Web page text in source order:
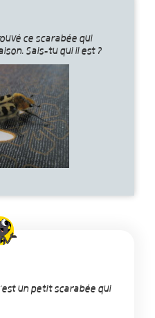
ce scarabée qui
Sais-tu qui il est ?
un petit scarabée qui